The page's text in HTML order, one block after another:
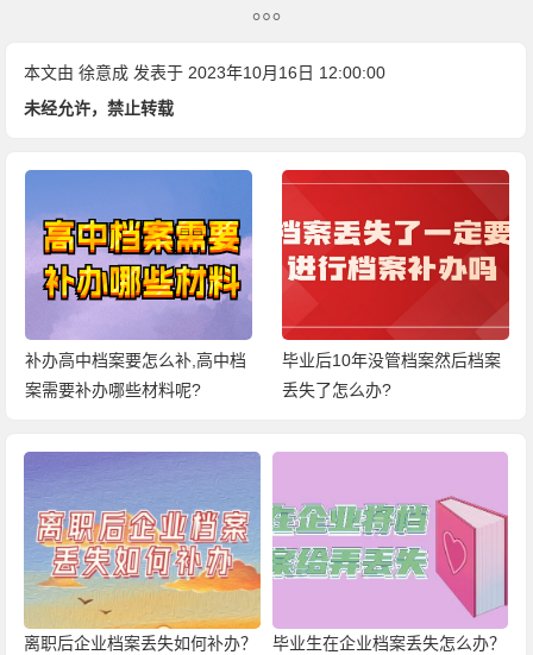
本文由徐意成 发表于 2023年10月16日 12:00:00
未经允许，禁止转载
补办高中档案要怎么补,高中档
案需要补办哪些材料呢?
毕业后10年没管档案然后档案
丢失了怎么办?
离职后企业档案丢失如何补办？ 毕业生在企业档案丢失怎么办？